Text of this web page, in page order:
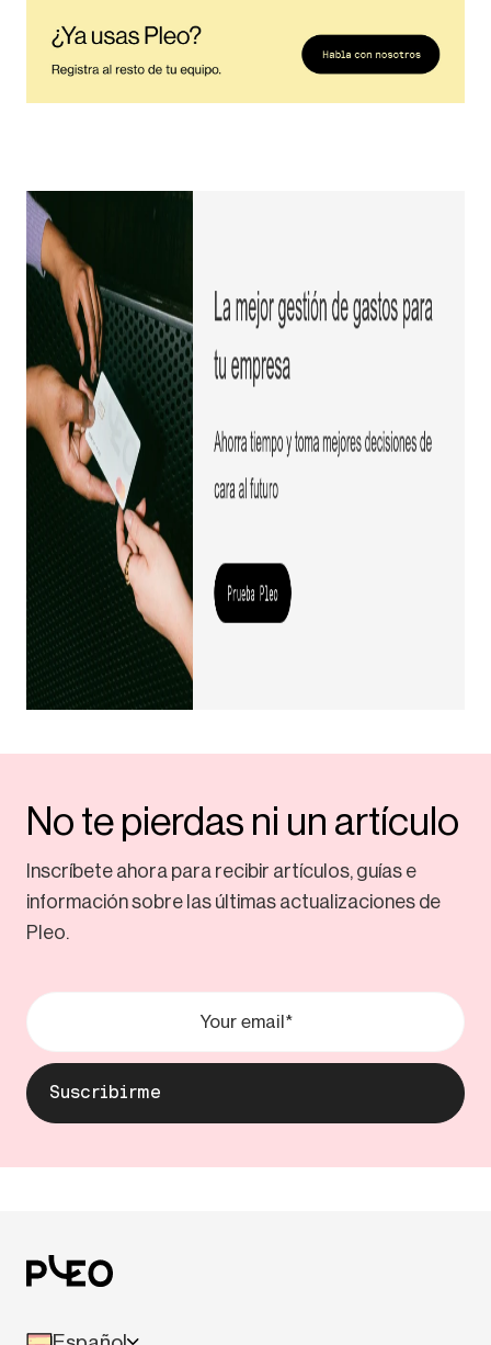
No te pierdas ni un artículo
Inscríbete ahora para recibir artículos, guías e
información sobre las últimas actualizaciones de
Pleo.